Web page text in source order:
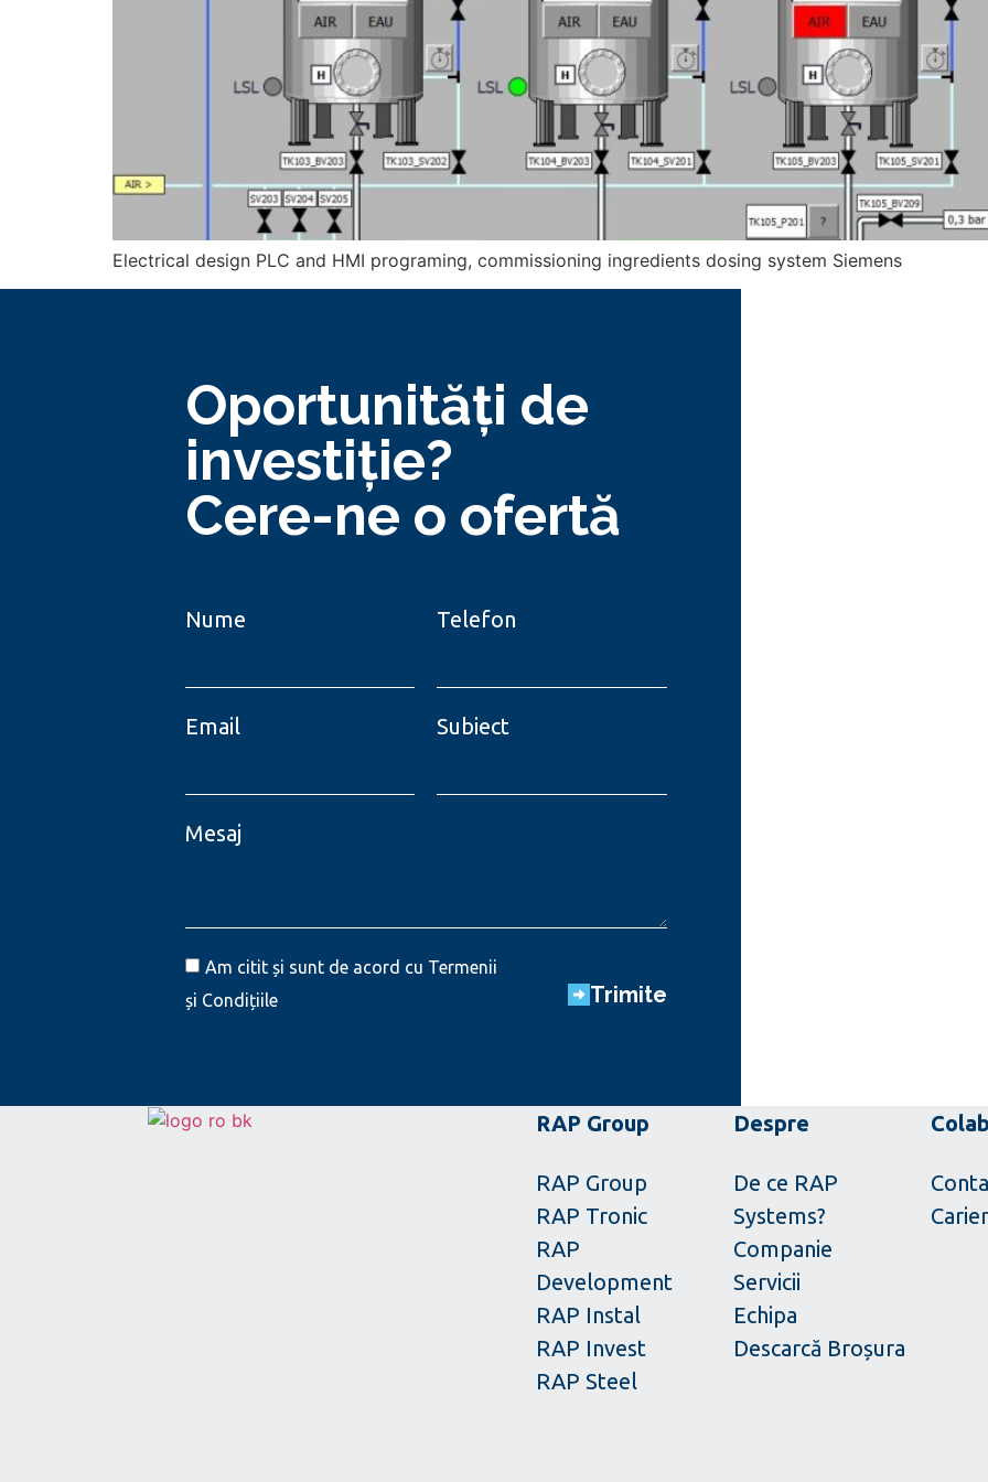
Electrical design PLC and HMI programing, commissioning ingredients dosing system Siemens
Oportunități de
investiție?
Cere-ne o ofertă
Nume Telefon
Email Subiect
Mesaj
Am citit și sunt de acord cu Termenii
și Condițiile
Trimite
RAP Group
RAP Group
RAP Tronic
RAP
Development
RAP Instal
RAP Invest
RAP Steel
Despre
De ce RAP
Systems?
Companie
Servicii
Echipa
Descarcă Broșura